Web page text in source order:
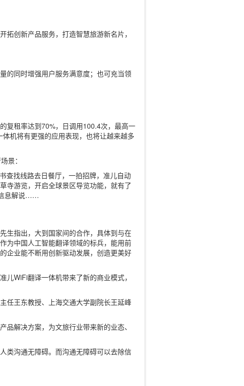
创新产品服务，打造智慧旅游新名片，
的同时增强用户服务满意度；也可充当领
复租率达到70%，日调用100.4次，最高一
机将有更强的应用表现，也将让越来越多
景：
查找线路去日餐厅，一拍招牌，准儿自动
寺游览，开启全球景区导览功能，就有了
信息解说……
生指出，大到国家间的合作，具体到与在
为中国人工智能翻译领域的标兵，能用前
企业能不断用创新驱动发展，创造更美好
WiFi翻译一体机带来了新的商业模式，
任王东教授、上海交通大学副院长王延峰
解决方案，为文旅行业带来新的业态、
类沟通无障碍。而沟通无障碍可以去除信